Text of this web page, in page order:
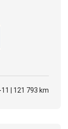
| 121 793 km